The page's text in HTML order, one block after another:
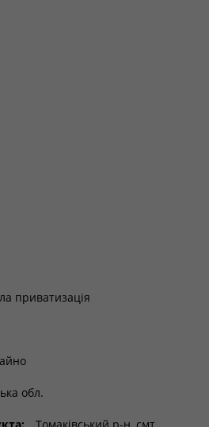
приватизація
обл.